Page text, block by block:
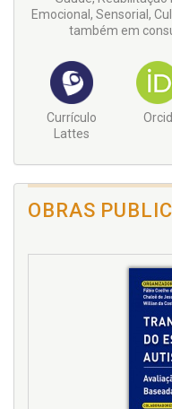
Emocional, Sensorial,
também em
Currículo
Lattes
Orcid
OBRAS